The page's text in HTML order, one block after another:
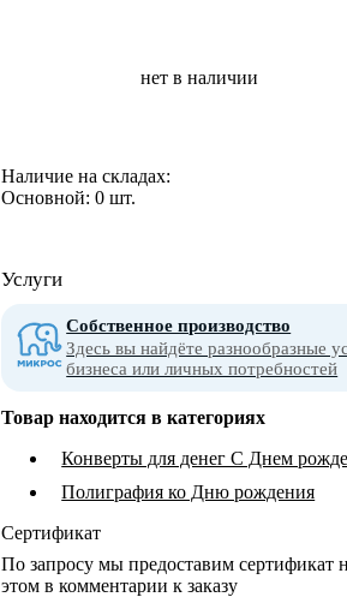
нет в наличии
Наличие на складах:
Основной:0 шт.
Услуги
Собственное производство
Здесь вы найдёте разнообразные
бизнеса или личных потребностей
Товар находится в категориях
Конверты для денег С Днем
Полиграфия ко Дню рождения
Сертификат
По запросу мы предоставим
этом в комментарии к заказу